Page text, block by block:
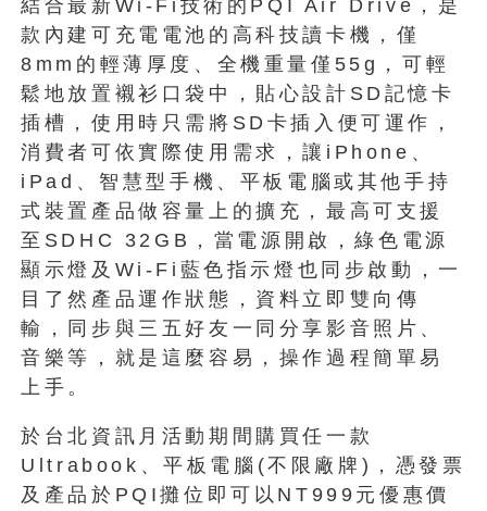
結合最新Wi-Fi技術的PQI Air Drive，是
款內建可充電電池的高科技讀卡機，僅
8mm的輕薄厚度、全機重量僅55g，可輕
鬆地放置襯衫口袋中，貼心設計SD記憶卡
插槽，使用時只需將SD卡插入便可運作，
消費者可依實際使用需求，讓iPhone、
iPad、智慧型手機、平板電腦或其他手持
式裝置產品做容量上的擴充，最高可支援
至SDHC 32GB，當電源開啟，綠色電源
顯示燈及Wi-Fi藍色指示燈也同步啟動，一
目了然產品運作狀態，資料立即雙向傳
輸，同步與三五好友一同分享影音照片、
音樂等，就是這麼容易，操作過程簡單易
上手。
於台北資訊月活動期間購買任一款
Ultrabook、平板電腦(不限廠牌)，憑發票
及產品於PQI攤位即可以NT999元優惠價